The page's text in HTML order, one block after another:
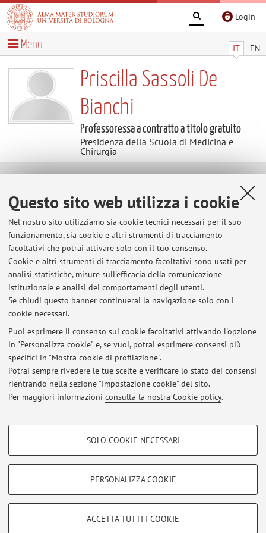
Questo sito web utilizza i cookie
Nel nostro sito utilizziamo sia cookie tecnici necessari per il suo
funzionamento, sia cookie e altri strumenti di tracciamento
facoltativi che potrai attivare solo con il tuo consenso.
Cookie e altri strumenti di tracciamento facoltativi sono usati per
analisi statistiche, misure sull'efficacia della comunicazione
istituzionale e analisi dei comportamenti degli utenti.
Se chiudi questo banner continuerai la navigazione solo con i
cookie necessari.
Puoi esprimere il consenso sui cookie facoltativi attivando l'opzione
in "Personalizza cookie" e, se vuoi, potrai esprimere consensi più
specifici in "Mostra cookie di profilazione".
Potrai sempre rivedere le tue scelte e verificare lo stato dei consensi
rientrando nella sezione "Impostazione cookie" del sito.
Per maggiori informazioni consulta la nostra Cookie policy.
COOKIE DI PROFILAZIONE - FACOLTATIVI
COOKIE TECNICI - NECESSARI
SOLO COOKIE NECESSARI
PERSONALIZZA COOKIE
ACCETTA TUTTI I COOKIE
Login
IT EN
Menu
Priscilla Sassoli De
Bianchi
Professoressa a contratto a titolo gratuito
Presidenza della Scuola di Medicina e
Chirurgia
E-mail: priscilla.sassolide@unibo.it
Presidenza della Scuola di Medicina e Chirurgia
Via Massarenti 9 - Policlinico S.Orsola-Malpighi
Complesso Didattico A. Murri, Bologna -
Vai alla mappa
Ultimi avvisi
Al momento non sono presenti avvisi.
Area riservata
Accedi tramiteloginper gestire tutti i contenuti del sito.
Zamboni, 33 - 40126 Bologna - Partita IVA: 01131710376